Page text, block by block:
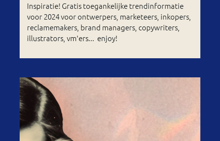
Inspiratie! Gratis toegankelijke trendinformatie
voor 2024 voor ontwerpers, marketeers, inkopers,
reclamemakers, brand managers, copywriters,
illustrators, vm'ers... enjoy!